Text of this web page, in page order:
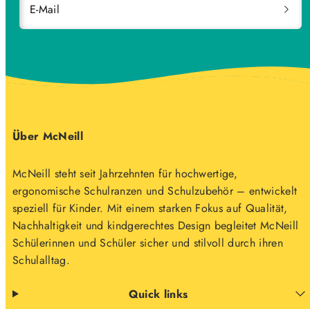
E-Mail
Über McNeill
McNeill steht seit Jahrzehnten für hochwertige,
ergonomische Schulranzen und Schulzubehör – entwickelt
speziell für Kinder. Mit einem starken Fokus auf Qualität,
Nachhaltigkeit und kindgerechtes Design begleitet McNeill
Schülerinnen und Schüler sicher und stilvoll durch ihren
Schulalltag.
Quick links